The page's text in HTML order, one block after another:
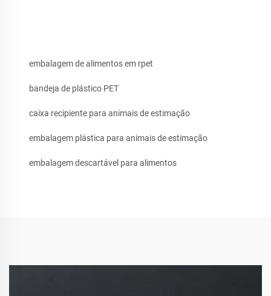
embalagem de alimentos em rpet
bandeja de plástico PET
caixa recipiente para animais de estimação
embalagem plástica para animais de estimação
embalagem descartável para alimentos